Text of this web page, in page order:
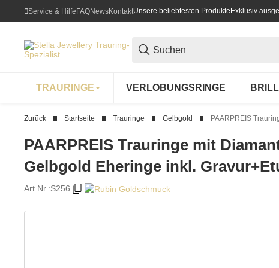
Service & HilfeFAQNewsKontaktUnsere beliebtesten Produkte Exklusiv
TRAURINGE VERLOBUNGSRINGE
Zurück Startseite Trauringe Gelbgold PAARPREIS
PAARPREIS Trauringe mit
Gelbgold Eheringe inkl.
Art.Nr.:S256